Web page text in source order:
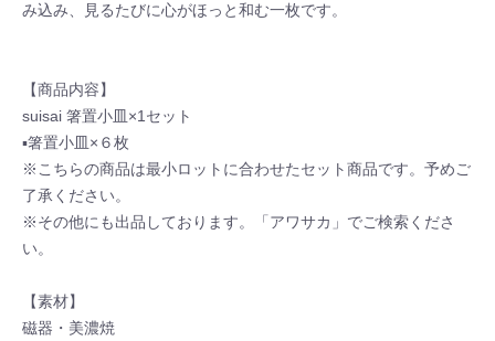
み込み、見るたびに心がほっと和む一枚です。
【商品内容】
suisai 箸置小皿×1セット
▪箸置小皿×６枚
※こちらの商品は最小ロットに合わせたセット商品です。予めご
了承ください。
※その他にも出品しております。「アワサカ」でご検索くださ
い。
【素材】
磁器・美濃焼